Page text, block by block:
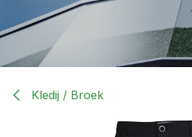
Kledij / Broek